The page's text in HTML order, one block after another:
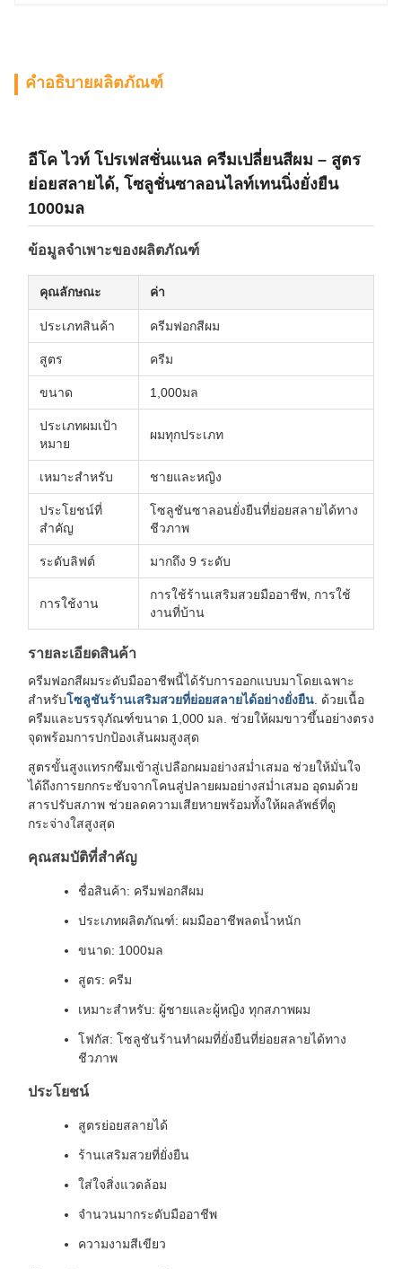
คำอธิบายผลิตภัณฑ์
อีโค ไวท์ โปรเฟสชั่นแนล ครีมเปลี่ยนสีผม – สูตร
ย่อยสลายได้, โซลูชั่นซาลอนไลท์เทนนิ่งยั่งยืน
1000มล
ข้อมูลจำเพาะของผลิตภัณฑ์
คุณลักษณะ ค่า
ประเภทสินค้า ครีมฟอกสีผม
สูตร ครีม
ขนาด 1,000มล
ประเภทผมเป้า
หมาย
ผมทุกประเภท
เหมาะสำหรับ ชายและหญิง
ประโยชน์ที่
สำคัญ
โซลูชันซาลอนยั่งยืนที่ย่อยสลายได้ทาง
ชีวภาพ
ระดับลิฟต์ มากถึง 9 ระดับ
การใช้งาน
การใช้ร้านเสริมสวยมืออาชีพ, การใช้
งานที่บ้าน
รายละเอียดสินค้า
ครีมฟอกสีผมระดับมืออาชีพนี้ได้รับการออกแบบมาโดยเฉพาะ
สำหรับโซลูชันร้านเสริมสวยที่ย่อยสลายได้อย่างยั่งยืน . ด้วยเนื้อ
ครีมและบรรจุภัณฑ์ขนาด 1,000 มล. ช่วยให้ผมขาวขึ้นอย่างตรง
จุดพร้อมการปกป้องเส้นผมสูงสุด
สูตรขั้นสูงแทรกซึมเข้าสู่เปลือกผมอย่างสม่ำเสมอ ช่วยให้มั่นใจ
ได้ถึงการยกกระชับจากโคนสู่ปลายผมอย่างสม่ำเสมอ อุดมด้วย
สารปรับสภาพ ช่วยลดความเสียหายพร้อมทั้งให้ผลลัพธ์ที่ดู
กระจ่างใสสูงสุด
คุณสมบัติที่สำคัญ
ชื่อสินค้า: ครีมฟอกสีผม
ประเภทผลิตภัณฑ์: ผมมืออาชีพลดน้ำหนัก
ขนาด: 1000มล
สูตร: ครีม
เหมาะสำหรับ: ผู้ชายและผู้หญิง ทุกสภาพผม
โฟกัส: โซลูชันร้านทำผมที่ยั่งยืนที่ย่อยสลายได้ทาง
ชีวภาพ
ประโยชน์
สูตรย่อยสลายได้
ร้านเสริมสวยที่ยั่งยืน
ใส่ใจสิ่งแวดล้อม
จำนวนมากระดับมืออาชีพ
ความงามสีเขียว